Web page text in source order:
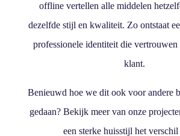
offline vertellen alle middelen
dezelfde stijl en kwaliteit. Zo ontstaat
professionele identiteit die
klant.
Benieuwd hoe we dit ook voor andere
gedaan? Bekijk meer van onze
een sterke huisstijl het verschil